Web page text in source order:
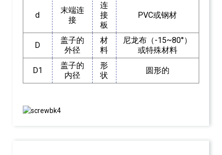
d
末端连
接
连
接
板
PVC或钢材
D
盖子的
外径
材
料
尼龙布（-15~80°）
或特殊材料
D1
盖子的
内径
形
状
圆形的